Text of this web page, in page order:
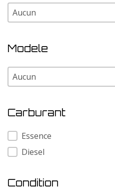
Marque
Marque
Modele
Modele
Modele
Carburant
Carburant
Essence
Diesel
Condition